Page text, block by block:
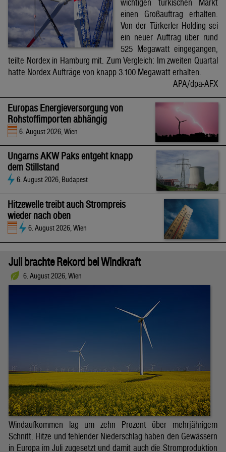
wichtigen türkischen Markt
einen Großauftrag erhalten.
Von der Türkerler Holding sei
ein neuer Auftrag über rund
525 Megawatt eingegangen,
teilte Nordex in Hamburg mit. Zum Vergleich: Im zweiten Quartal
hatte Nordex Aufträge von knapp 3.100 Megawatt erhalten.
APA/dpa-AFX
Europas Energieversorgung von
Rohstoffimporten abhängig
6. August 2026, Wien
Ungarns AKW Paks entgeht knapp
dem Stillstand
6. August 2026, Budapest
Hitzewelle treibt auch Strompreis
wieder nach oben
6. August 2026, Wien
Juli brachte Rekord bei Windkraft
6. August 2026, Wien
Windaufkommen lag um zehn Prozent über mehrjährigem
Schnitt. Hitze und fehlender Niederschlag haben den Gewässern
in Europa im Juli zugesetzt und damit auch die Stromproduktion